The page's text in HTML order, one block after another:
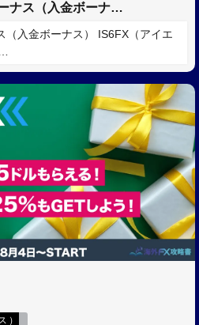
ナス（入金ボーナ…
（入金ボーナス） IS6FX（アイエ
）